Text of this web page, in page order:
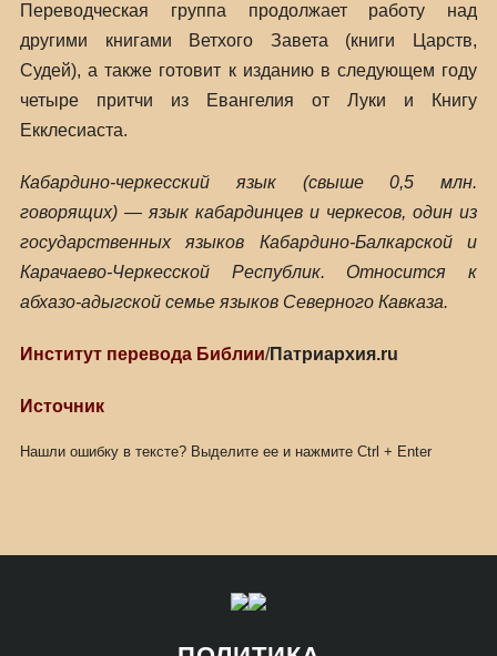
Переводческая группа продолжает работу над
другими книгами Ветхого Завета (книги Царств,
Судей), а также готовит к изданию в следующем году
четыре притчи из Евангелия от Луки и Книгу
Екклесиаста.
Кабардино-черкесский язык (свыше 0,5 млн.
говорящих) — язык кабардинцев и черкесов, один из
государственных языков Кабардино-Балкарской и
Карачаево-Черкесской Республик. Относится к
абхазо-адыгской семье языков Северного Кавказа.
Институт перевода Библии/Патриархия.ru
Источник
Нашли ошибку в тексте? Выделите ее и нажмите Ctrl + Enter